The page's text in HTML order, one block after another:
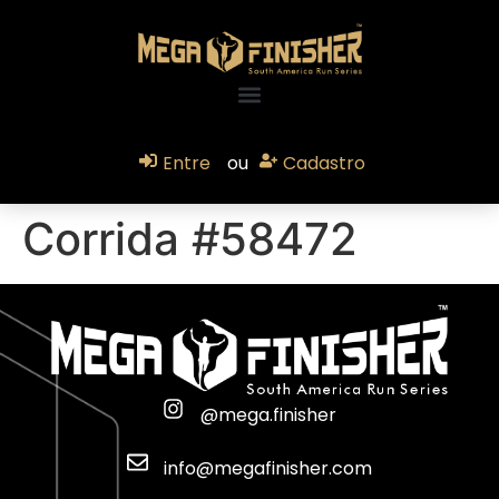
Entre ou Cadastro
Corrida #58472
@mega.finisher
info@megafinisher.com